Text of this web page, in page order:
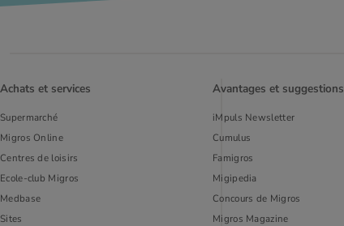
Achats et services
Supermarché
Migros Online
Centres de loisirs
Ecole-club Migros
Medbase
Sites
Avantages et suggestions
iMpuls Newsletter
Cumulus
Famigros
Migipedia
Concours de Migros
Migros Magazine